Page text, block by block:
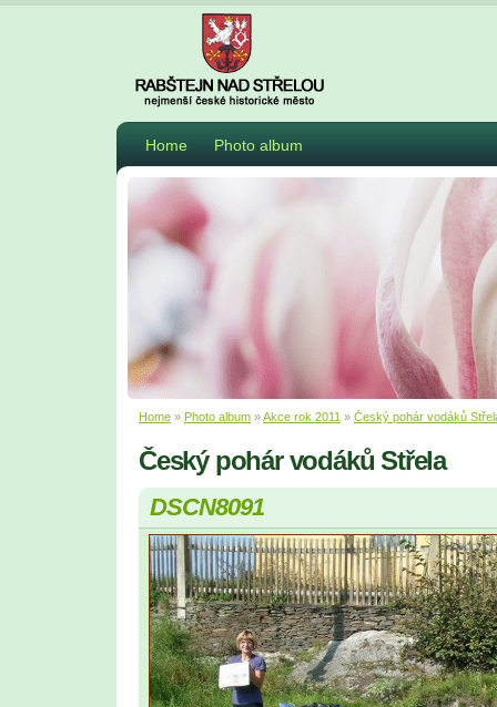
Home Photo album
Home » Photo album »Akce rok 2011 » Český pohár vodáků
Český pohár vodáků Střela
DSCN8091